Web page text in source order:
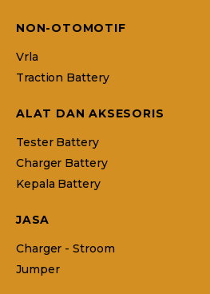
NON-OTOMOTIF
Vrla
Traction Battery
ALAT DAN AKSESORIS
Tester Battery
Charger Battery
Kepala Battery
JASA
Charger - Stroom
Jumper